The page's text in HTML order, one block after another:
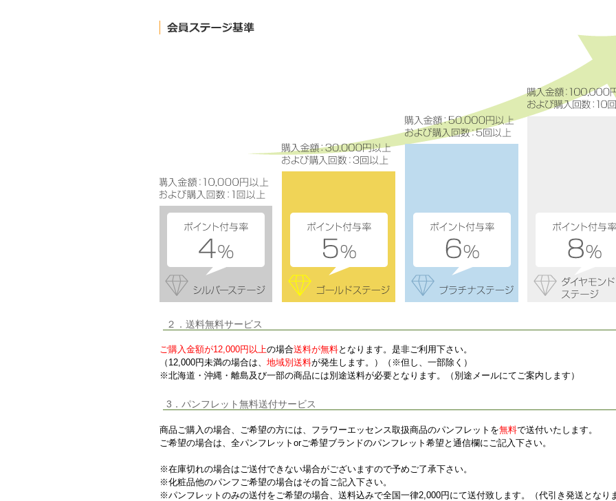
２．送料無料サービス
ご購入金額が12,000円以上の場合送料が無料となります。是非ご利用下さい。
（12,000円未満の場合は、 地域別送料が発生します。）（※但し、一部除く）
※北海道・沖縄・離島及び一部の商品には別途送料が必要となります。（別途メールにてご案内します）
3．パンフレット無料送付サービス
商品ご購入の場合、ご希望の方には、フラワーエッセンス取扱商品のパンフレットを無料で送付いたします。
ご希望の場合は、全パンフレットorご希望ブランドのパンフレット希望と通信欄にご記入下さい。
※在庫切れの場合はご送付できない場合がございますので予めご了承下さい。
※化粧品他のパンフご希望の場合はその旨ご記入下さい。
※パンフレットのみの送付をご希望の場合、送料込みで全国一律2,000円にて送付致します。（代引き発送となり